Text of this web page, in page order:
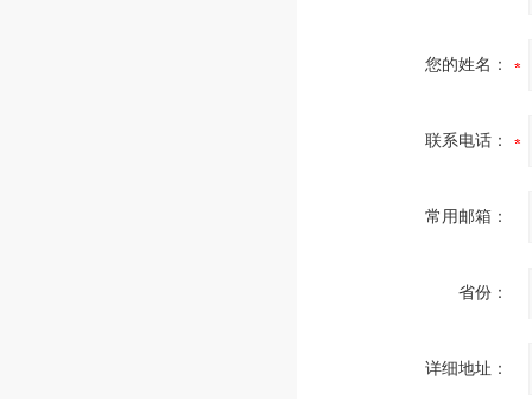
您的姓名：
联系电话：
常用邮箱：
省份：
详细地址：